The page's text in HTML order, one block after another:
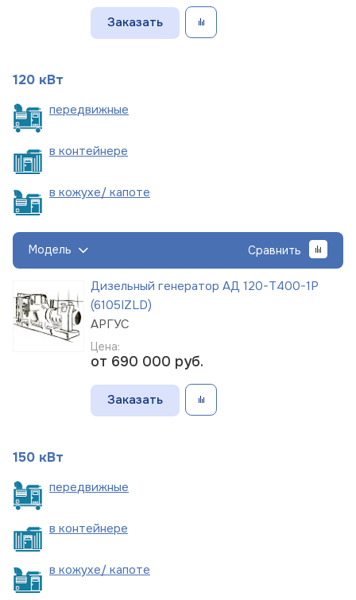
Заказать
120 кВт
передвижные
в контейнере
в кожухе/ капоте
Модель Сравнить
Дизельный генератор АД 120-Т400-1Р
(6105IZLD)
АРГУС
Цена:
от 690 000 руб.
Заказать
150 кВт
передвижные
в контейнере
в кожухе/ капоте